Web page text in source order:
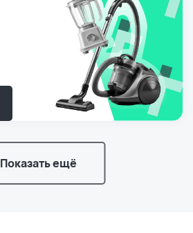
Показать ещё